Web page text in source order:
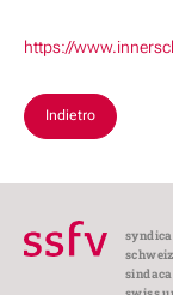
https://
Indietro